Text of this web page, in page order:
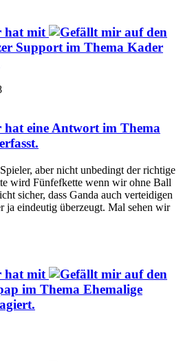
hat mit
auf den
Support im Thema Kader
hat eine Antwort im Thema
aber nicht unbedingt der richtige
wird Fünfefkette wenn wir ohne Ball
sicher, dass Ganda auch verteidigen
ja eindeutig überzeugt. Mal sehen wir
hat mit
auf den
im Thema Ehemalige